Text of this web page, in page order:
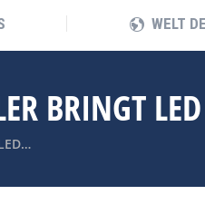
WELT
BRINGT